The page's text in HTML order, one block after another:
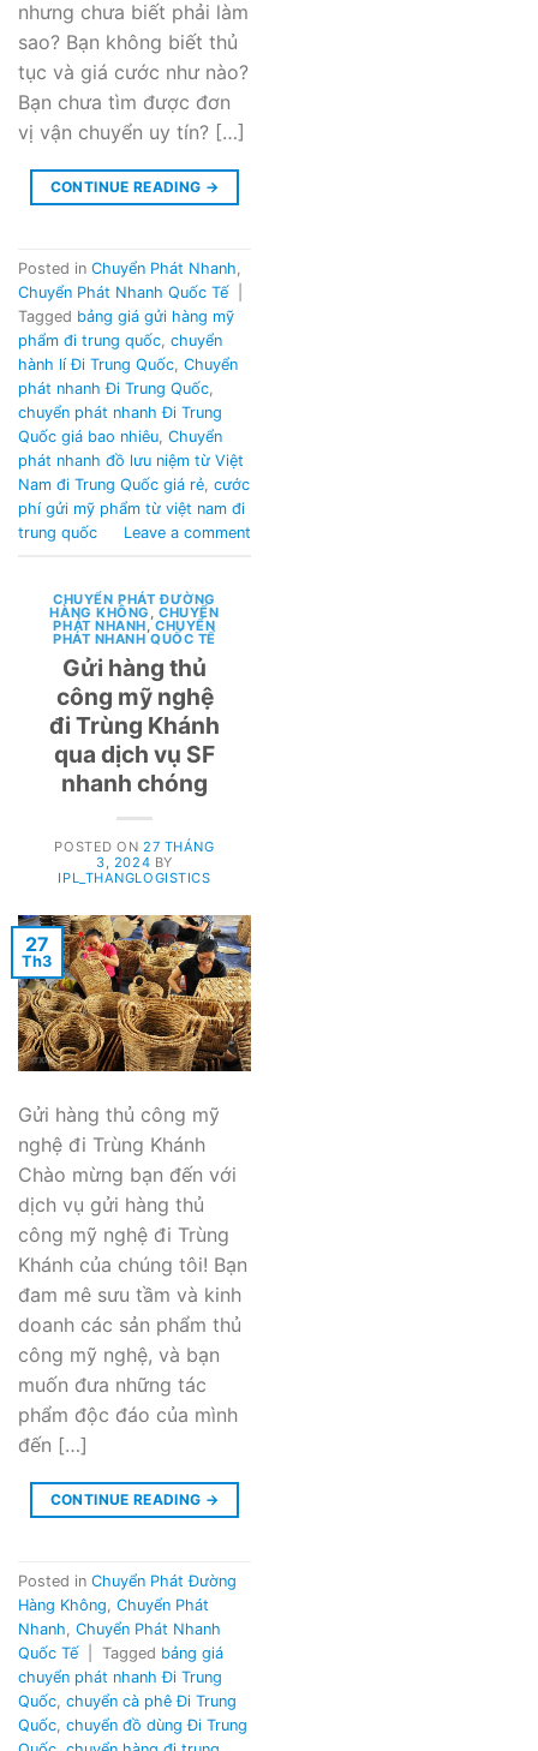
nhưng chưa biết phải làm
sao? Bạn không biết thủ
tục và giá cước như nào?
Bạn chưa tìm được đơn
vị vận chuyển uy tín? […]
CONTINUE READING →
Posted in Chuyển Phát Nhanh,
Chuyển Phát Nhanh Quốc Tế
Tagged bảng giá gửi hàng mỹ
phẩm đi trung quốc, chuyển
hành lí Đi Trung Quốc, Chuyển
phát nhanh Đi Trung Quốc,
chuyển phát nhanh Đi Trung
Quốc giá bao nhiêu, Chuyển
phát nhanh đồ lưu niệm từ Việt
Nam đi Trung Quốc giá rẻ, cước
phí gửi mỹ phẩm từ việt nam đi
trung quốc
Leave a comment
CHUYỂN PHÁT ĐƯỜNG
HÀNG KHÔNG ,CHUYỂN
PHÁT NHANH,CHUYỂN
PHÁT NHANH QUỐC TẾ
Gửi hàng thủ
công mỹ nghệ
đi Trùng Khánh
qua dịch vụ SF
nhanh chóng
POSTED ON 27 THÁNG
3, 2024 BY
IPL_THANGLOGISTICS
27
Th3
Gửi hàng thủ công mỹ
nghệ đi Trùng Khánh
Chào mừng bạn đến với
dịch vụ gửi hàng thủ
công mỹ nghệ đi Trùng
Khánh của chúng tôi! Bạn
đam mê sưu tầm và kinh
doanh các sản phẩm thủ
công mỹ nghệ, và bạn
muốn đưa những tác
phẩm độc đáo của mình
đến […]
CONTINUE READING →
Posted in Chuyển Phát Đường
Hàng Không, Chuyển Phát
Nhanh, Chuyển Phát Nhanh
Quốc Tế
Tagged bảng giá
chuyển phát nhanh Đi Trung
Quốc, chuyển cà phê Đi Trung
Quốc, chuyển đồ dùng Đi Trung